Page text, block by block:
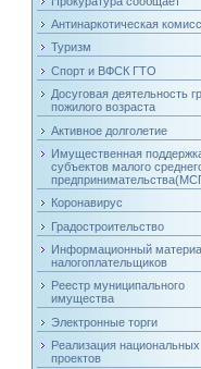
Антинаркотическая
Туризм
Спорт и ВФСК ГТО
Досуговая деятельность
пожилого возраста
Активное долголетие
Имущественная
субъектов малого
Коронавирус
Градостроительство
Информационный
налогоплательщиков
Реестр муниципального
имущества
Электронные торги
Реализация национальных
проектов